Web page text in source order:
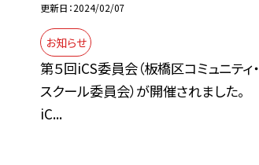
更新日 2024/02/07
お知らせ
第５回iCS委員会（板橋区コミュニティ・
スクール委員会）が開催されました。
iC...